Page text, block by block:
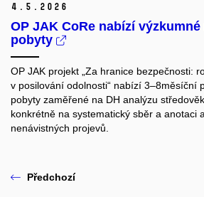
4. 5. 2026
OP JAK CoRe nabízí
pobyty
OP JAK projekt „Za hranice bezpečnosti:
v posilování odolnosti“ nabízí 3–8měsíční
pobyty zaměřené na DH analýzu
konkrétně na systematický sběr a anotaci
nenávistných projevů.
Předchozí